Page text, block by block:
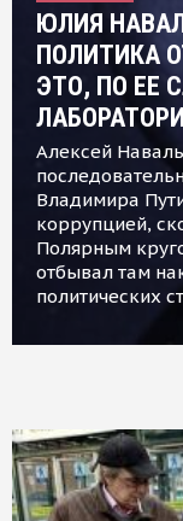
ЮЛИЯ
ПОЛИТИКА
ЭТО, ПО ЕЕ
Алексей
Владимира
коррупцией,
Полярным
отбывал там
политических